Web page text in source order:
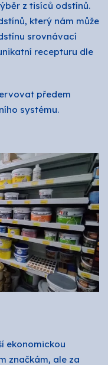
z tisíců odstínů.
který nám může
srovnávací
recepturu dle
předem
systému.
značkám, ale za